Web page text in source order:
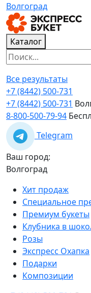
Волгоград
Каталог
Все результаты
+7 (8442) 500-731
+7 (8442) 500-731
8-800-500-79-94
Telegram
Ваш город:
Волгоград
Хит продаж
Специальное
Премиум букеты
Клубника в
Розы
Экспресс Охапка
Подарки
Композиции